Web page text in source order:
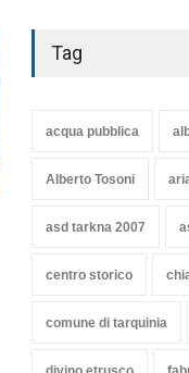
Notte bianca a
annunciato
Tag
acqua pubblica
Alberto Tosoni
asd tarkna 2007
centro storico
comune di tarquinia